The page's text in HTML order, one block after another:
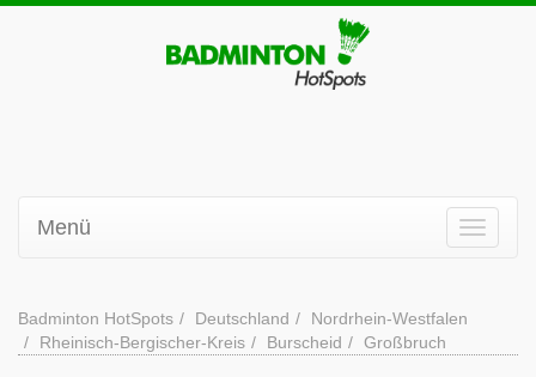
Menü
Badminton HotSpots Deutschland
Nordrhein-Westfalen
Rheinisch-Bergischer-Kreis
Burscheid Großbruch